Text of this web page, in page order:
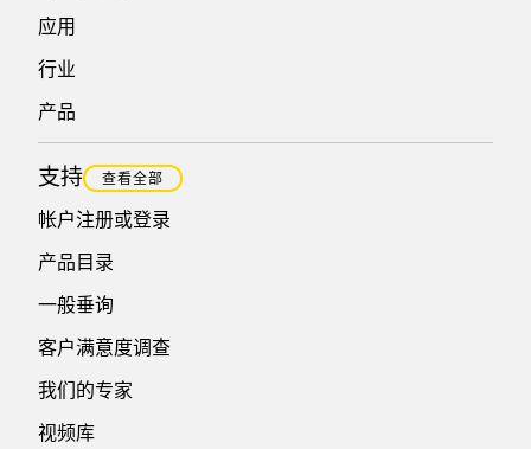
应用
行业
产品
支持 查看全部
帐户注册或登录
产品目录
一般垂询
客户满意度调查
我们的专家
视频库